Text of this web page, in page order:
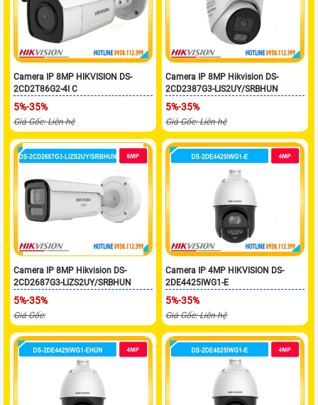
Camera IP 8MP HIKVISION DS-
2CD2T86G2-4I C
5%-35%
Giá Gốc: Liên hệ
Camera IP 8MP Hikvision DS-
2CD2387G3-LIS2UY/SRBHUN
5%-35%
Giá Gốc: Liên hệ
Camera IP 8MP Hikvision DS-
2CD2687G3-LIZS2UY/SRBHUN
5%-35%
Giá Gốc:
Camera IP 4MP HIKVISION DS-
2DE4425IWG1-E
5%-35%
Giá Gốc: Liên hệ